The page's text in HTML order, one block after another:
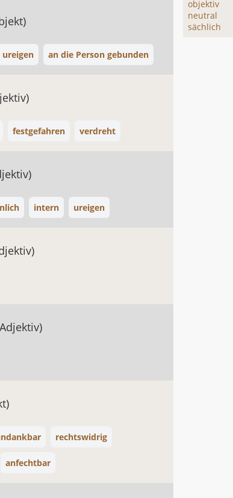
ureigen an die Person gebunden
festgefahren verdreht
intern ureigen
rechtswidrig
anfechtbar
objektiv
neutral
sächlich